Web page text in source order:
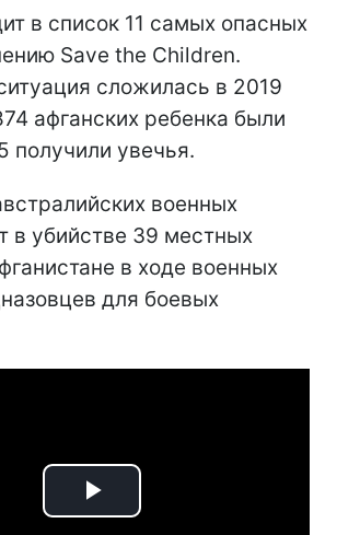
в список 11 самых опасных
Save the Children.
сложилась в 2019
афганских ребенка были
получили увечья.
военных
в убийстве 39 местных
в ходе военных
для боевых
Play